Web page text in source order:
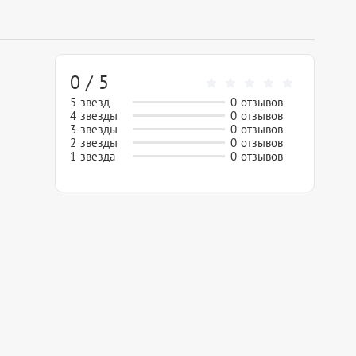
0 / 5
5 звезд
0 отзывов
4 звезды
0 отзывов
3 звезды
0 отзывов
2 звезды
0 отзывов
1 звезда
0 отзывов